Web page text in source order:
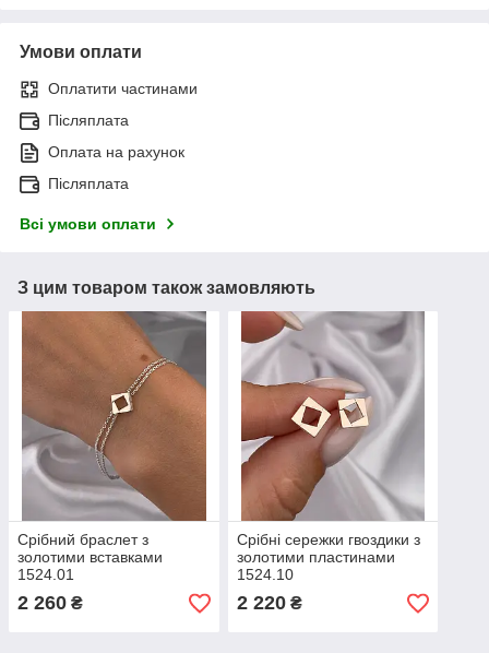
Умови оплати
Оплатити частинами
Післяплата
Оплата на рахунок
Післяплата
Всі умови оплати
З цим товаром також замовляють
Срібний браслет з
золотими вставками
1524.01
2 260 ₴
Срібні сережки гвоздики з
золотими пластинами
1524.10
2 220₴